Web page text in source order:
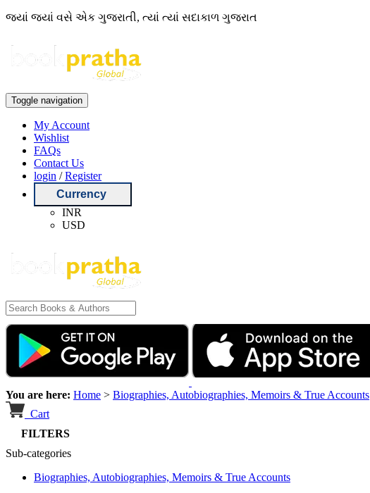
જ્યાં જ્યાં વસે એક ગુજરાતી, ત્યાં ત્યાં સદાકાળ ગુજરાત
Toggle navigation
My Account
Wishlist
FAQs
Contact Us
login /Register
Currency
INR
USD
You are here: Home > Biographies, Autobiographies, Memoirs & True Accounts
Cart
FILTERS
Sub-categories
Biographies, Autobiographies, Memoirs & True Accounts